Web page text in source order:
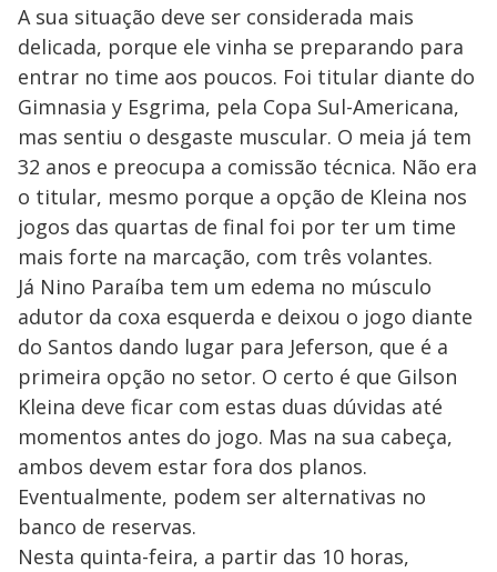
A sua situação deve ser considerada mais
delicada, porque ele vinha se preparando para
entrar no time aos poucos. Foi titular diante do
Gimnasia y Esgrima, pela Copa Sul-Americana,
mas sentiu o desgaste muscular. O meia já tem
32 anos e preocupa a comissão técnica. Não era
o titular, mesmo porque a opção de Kleina nos
jogos das quartas de final foi por ter um time
mais forte na marcação, com três volantes.
Já Nino Paraíba tem um edema no músculo
adutor da coxa esquerda e deixou o jogo diante
do Santos dando lugar para Jeferson, que é a
primeira opção no setor. O certo é que Gilson
Kleina deve ficar com estas duas dúvidas até
momentos antes do jogo. Mas na sua cabeça,
ambos devem estar fora dos planos.
Eventualmente, podem ser alternativas no
banco de reservas.
Nesta quinta-feira, a partir das 10 horas,